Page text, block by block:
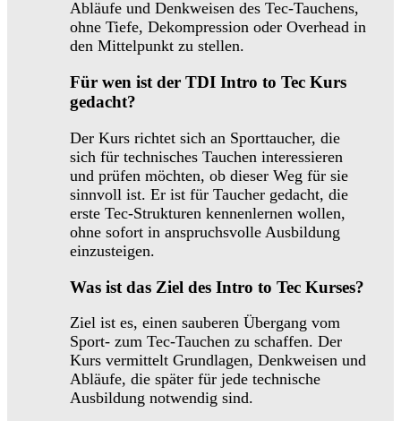
Abläufe und Denkweisen des Tec-Tauchens,
ohne Tiefe, Dekompression oder Overhead in
den Mittelpunkt zu stellen.
Für wen ist der TDI Intro to Tec Kurs
gedacht?
Der Kurs richtet sich an Sporttaucher, die
sich für technisches Tauchen interessieren
und prüfen möchten, ob dieser Weg für sie
sinnvoll ist. Er ist für Taucher gedacht, die
erste Tec-Strukturen kennenlernen wollen,
ohne sofort in anspruchsvolle Ausbildung
einzusteigen.
Was ist das Ziel des Intro to Tec Kurses?
Ziel ist es, einen sauberen Übergang vom
Sport- zum Tec-Tauchen zu schaffen. Der
Kurs vermittelt Grundlagen, Denkweisen und
Abläufe, die später für jede technische
Ausbildung notwendig sind.